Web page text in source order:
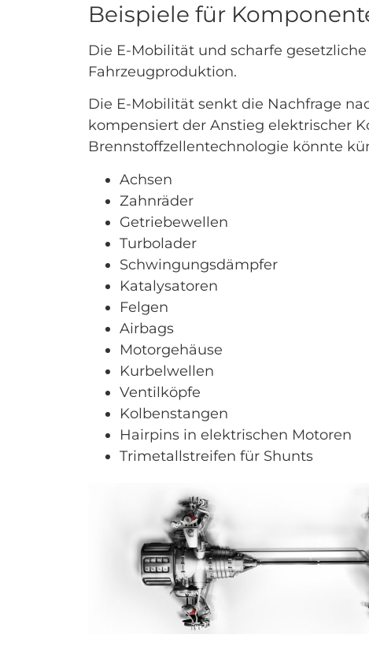
Beispiele für
Die E-Mobilität und scharfe
Fahrzeugproduktion.
Die E-Mobilität senkt die Nachfrage
kompensiert der Anstieg elektrischer
Brennstoffzellentechnologie könnte
Achsen
Zahnräder
Getriebewellen
Turbolader
Schwingungsdämpfer
Katalysatoren
Felgen
Airbags
Motorgehäuse
Kurbelwellen
Ventilköpfe
Kolbenstangen
Hairpins in elektrischen Motoren
Trimetallstreifen für Shunts